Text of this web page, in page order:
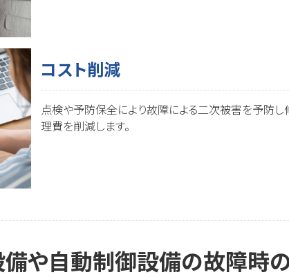
コスト削減
点検や予防保全により故障による二次被害を予防し
理費を削減します。
や自動制御設備の故障時